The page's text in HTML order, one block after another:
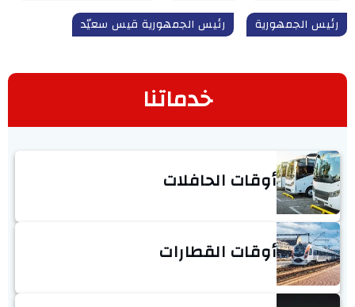
رئيس الجمهورية
رئيس الجمهورية قيس سعيّد
خدماتنا
أوقات الحافلات
أوقات القطارات